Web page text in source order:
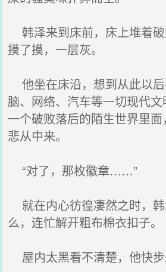
韩泽来到床前，床上堆着
摸了摸，一层灰。
他坐在床沿，想到从此以
脑、网络、汽车等一切现代
一个破败落后的陌生世界里
悲从中来。
“对了，那枚徽章……”
就在内心彷徨凄然之时，
么，连忙解开粗布棉衣扣子。
屋内太黑看不清楚，他快步